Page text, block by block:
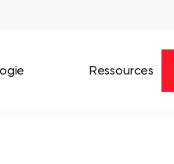
Ressources